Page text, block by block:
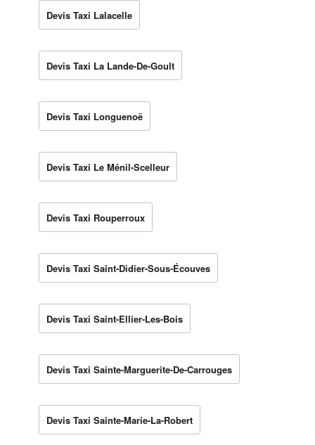
Devis Taxi Lalacelle
Devis Taxi La Lande-De-Goult
Devis Taxi Longuenoë
Devis Taxi Le Ménil-Scelleur
Devis Taxi Rouperroux
Devis Taxi Saint-Didier-Sous-Écouves
Devis Taxi Saint-Ellier-Les-Bois
Devis Taxi Sainte-Marguerite-De-Carrouges
Devis Taxi Sainte-Marie-La-Robert